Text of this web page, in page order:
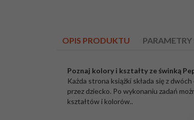
OPIS PRODUKTU
Poznaj kolory i kształty ze świnką
Każda strona książki składa się z
przez dziecko. Po wykonaniu zadań
kształtów i kolorów..